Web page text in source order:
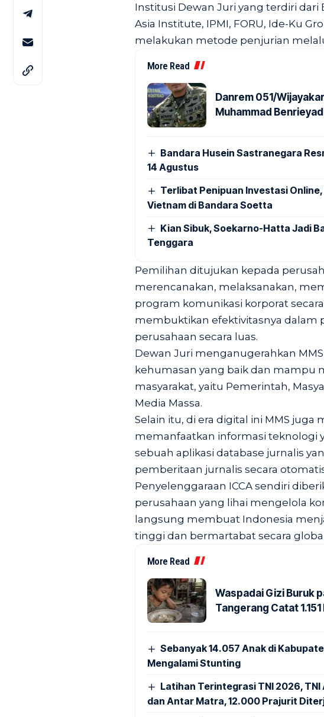
Institusi Dewan Juri yang terdiri dari
Asia Institute, IPMI, FORU, Ide-Ku
melakukan metode penjurian
More Read
Danrem 051/
Muhammad
Bandara Husein Sastranegara
14 Agustus
Terlibat Penipuan Investasi
Vietnam di Bandara Soetta
Kian Sibuk, Soekarno-Hatta Jadi
Tenggara
Pemilihan ditujukan kepada
merencanakan, melaksanakan,
program komunikasi korporat
membuktikan efektivitasnya dalam
perusahaan secara luas.
Dewan Juri menganugerahkan
kehumasan yang baik dan mampu
masyarakat, yaitu Pemerintah,
Media Massa.
Selain itu, di era digital ini MMS juga
memanfaatkan informasi teknologi
sebuah aplikasi database jurnalis
pemberitaan jurnalis secara
Penyelenggaraan ICCA sendiri
perusahaan yang lihai mengelola
langsung membuat Indonesia
tinggi dan bermartabat secara
More Read
Waspadai Gizi Buruk
Tangerang Catat 1.151
Sebanyak 14.057 Anak di
Mengalami Stunting
Latihan Terintegrasi TNI 2026, TNI
dan Antar Matra, 12.000 Prajurit